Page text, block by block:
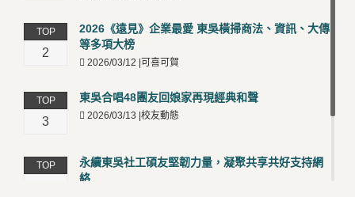
TOP
2
2026《遠見》企業最愛 東吳橫掃商法、資訊、大傳
等多項大榜
2026/03/12 |可喜可賀
TOP
3
東吳合唱48團友回娘家再現經典和聲
2026/03/13 |校友動態
TOP
永續東吳社工碩友堅韌力量，凝聚共享共好支持網
絡